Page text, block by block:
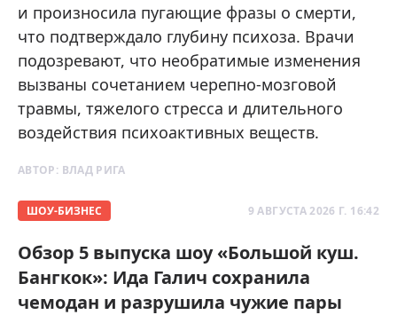
и произносила пугающие фразы о смерти,
что подтверждало глубину психоза. Врачи
подозревают, что необратимые изменения
вызваны сочетанием черепно-мозговой
травмы, тяжелого стресса и длительного
воздействия психоактивных веществ.
АВТОР: ВЛАД РИГА
ШОУ-БИЗНЕС 9 АВГУСТА 2026 Г. 16:42
Обзор 5 выпуска шоу «Большой куш.
Бангкок»: Ида Галич сохранила
чемодан и разрушила чужие пары